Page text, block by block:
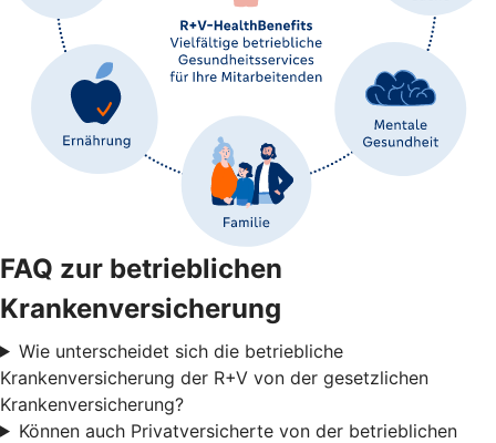
FAQ zur betrieblichen
Krankenversicherung
Wie unterscheidet sich die betriebliche
Krankenversicherung der R+V von der gesetzlichen
Krankenversicherung?
Können auch Privatversicherte von der betrieblichen